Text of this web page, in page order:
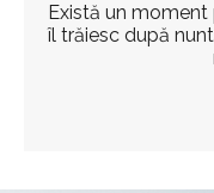
Există un
îl trăiesc după